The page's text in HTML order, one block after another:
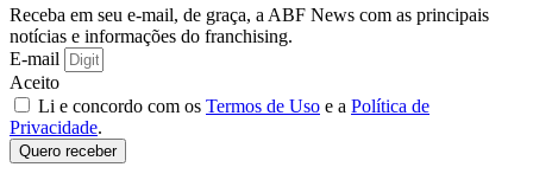
Receba em seu e-mail, de graça, a ABF News com as principais
notícias e informações do franchising.
E-mail
Aceito
Li e concordo com os Termos de Uso e a Política de
Privacidade.
Quero receber